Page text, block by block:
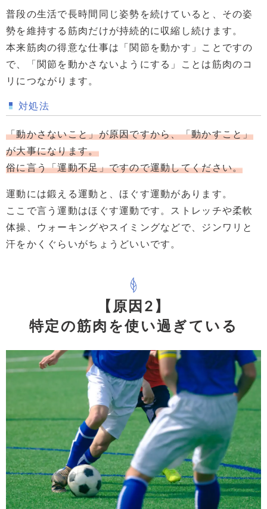
普段の生活で長時間同じ姿勢を続けていると、その姿
勢を維持する筋肉だけが持続的に収縮し続けます。
本来筋肉の得意な仕事は「関節を動かす」ことですの
で、「関節を動かさないようにする」ことは筋肉のコ
リにつながります。
対処法
「動かさないこと」が原因ですから、「動かすこと」
が大事になります。
俗に言う「運動不足」ですので運動してください。
運動には鍛える運動と、ほぐす運動があります。
ここで言う運動はほぐす運動です。ストレッチや柔軟
体操、ウォーキングやスイミングなどで、ジンワリと
汗をかくぐらいがちょうどいいです。
【原因2】
特定の筋肉を使い過ぎている